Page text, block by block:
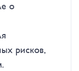
о
рисков,